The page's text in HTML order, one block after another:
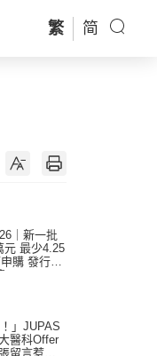
繁 简
｜新一批
元 最少4.25
購 發行金
」JUPAS
醫科Offer
留言惹眾